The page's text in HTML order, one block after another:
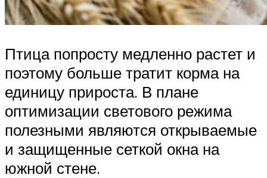
Птица попросту медленно растет и
поэтому больше тратит корма на
единицу прироста. В плане
оптимизации светового режима
полезными являются открываемые
и защищенные сеткой окна на
южной стене.